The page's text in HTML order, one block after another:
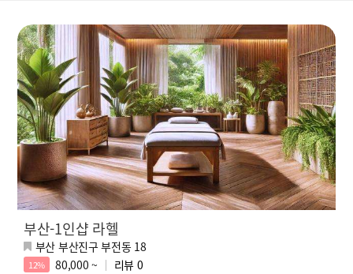
부산-1인샵 라헬
부산 부산진구 부전동 18
12% 80,000 ~ 리뷰 0